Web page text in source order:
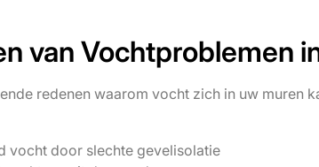
van Vochtproblemen
redenen waarom vocht zich in uw muren
vocht door slechte gevelisolatie